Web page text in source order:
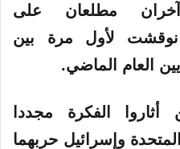
مطلعان على
نوقشت لأول مرة بين
العام الماضي.
الفكرة مجددا
وإسرائيل حربهما